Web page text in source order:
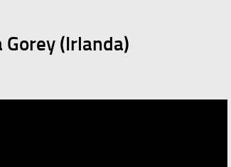
Gorey (Irlanda)